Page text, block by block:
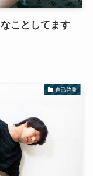
ことしてます
自己啓発